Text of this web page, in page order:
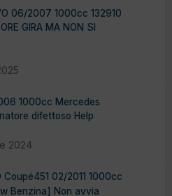
06/2007 1000cc 132910
GIRA MA NON SI
1000cc Mercedes
difettoso Help
2024
Coupé451 02/2011 1000cc
Benzina] Non avvia